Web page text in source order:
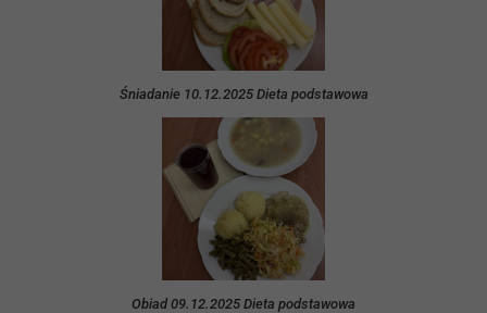
Śniadanie 10.12.2025 Dieta podstawowa
Obiad 09.12.2025 Dieta podstawowa